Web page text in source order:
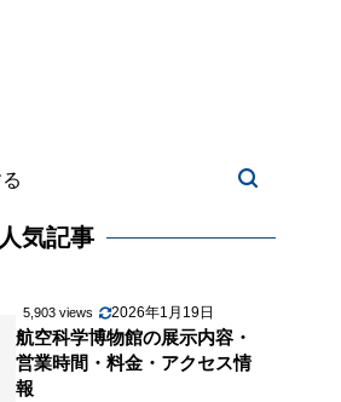
人気記事
5,903 views 2026年1月19日
航空科学博物館の展示内容・
営業時間・料金・アクセス情
報